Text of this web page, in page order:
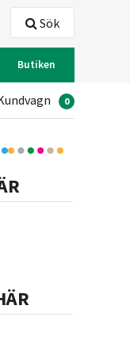
Butiken
Sök
0